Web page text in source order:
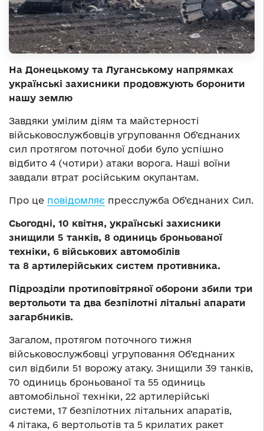
На Донецькому та Луганському напрямках
українські захисники продовжують боронити
нашу землю
Завдяки умілим діям та майстерності
військовослужбовців угруповання Об’єднаних
сил протягом поточної доби було успішно
відбито 4 (чотири) атаки ворога. Наші воїни
завдали втрат російським окупантам.
Про це повідомляє пресслужба Об’єднаних Сил.
Сьогодні, 10 квітня, українські захисники
знищили 5 танків, 8 одиниць броньованої
техніки, 6 військових автомобілів
та 8 артилерійських систем противника.
Підрозділи протиповітряної оборони збили три
вертольоти та два безпілотні літальні апарати
загарбників.
Загалом, протягом поточного тижня
військовослужбовці угруповання Об’єднаних
сил відбили 51 ворожу атаку. Знищили 39 танків,
70 одиниць броньованої та 55 одиниць
автомобільної техніки, 22 артилерійські
системи, 17 безпілотних літальних апаратів,
4 літака, 6 вертольотів та 5 крилатих ракет